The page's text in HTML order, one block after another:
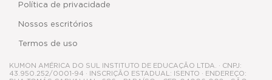
Política de privacidade
Termos de uso
Nossos escritórios
KUMON AMÉRICA DO SUL INSTITUTO DE EDUCAÇÃO LTDA. · CNPJ:
43.950.252/0001-94 · INSCRIÇÃO ESTADUAL: ISENTO · ENDEREÇO: